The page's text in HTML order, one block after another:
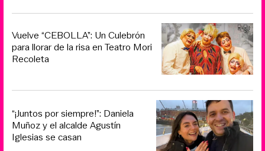
Vuelve “CEBOLLA”: Un Culebrón
para llorar de la risa en Teatro Mori
Recoleta
“¡Juntos por siempre!”: Daniela
Muñoz y el alcalde Agustín
Iglesias se casan